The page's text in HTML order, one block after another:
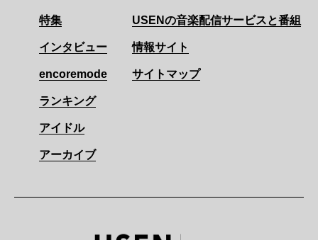
特集
インタビュー
encoremode
ランキング
アイドル
アーカイブ
USENの音楽配信サービスと番組
情報サイト
サイトマップ